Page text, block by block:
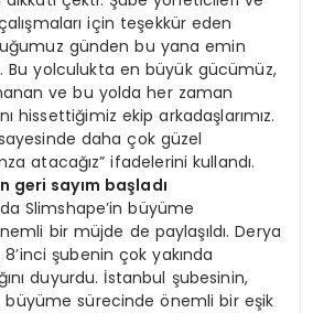
için teşekkür eden
günden bu yana emin
Bu yolculukta en büyük gücümüz,
ve bu yolda her zaman
hissettiğimiz ekip arkadaşlarımız.
daha çok güzel
atacağız” ifadelerini kullandı.
geri sayım başladı
Slimshape’in büyüme
bir müjde de paylaşıldı. Derya
şubenin çok yakında
duyurdu. İstanbul şubesinin,
büyüme sürecinde önemli bir eşik